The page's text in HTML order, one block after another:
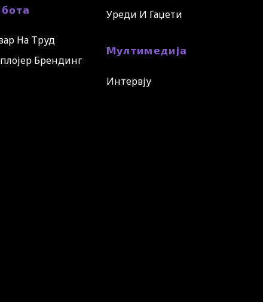
На Труд
Брендинг
Уреди И Гаџети
Мултимедија
Интервју